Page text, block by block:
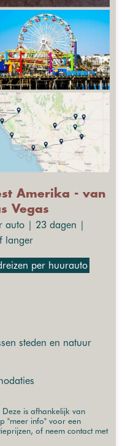
Amerika - van
Vegas
auto | 23 dagen |
langer
per huurauto
steden en natuur
is afhankelijk van
"meer info" voor een
of neem contact met